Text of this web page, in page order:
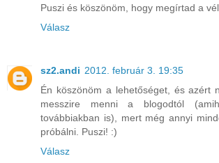
Puszi és köszönöm, hogy megírtad a
Válasz
sz2.andi 2012. február 3. 19:35
Én köszönöm a lehetőséget, és azért
messzire menni a blogodtól
továbbiakban is), mert még annyi
próbálni. Puszi! :)
Válasz